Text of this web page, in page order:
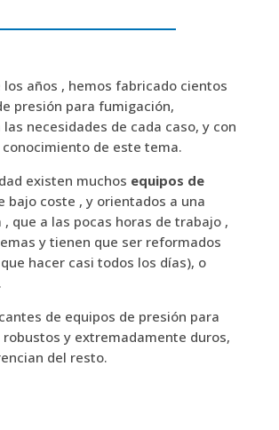
los años , hemos fabricado cientos
presión para fumigación,
necesidades de cada caso, y con
de este tema.
existen muchos equipos de
bajo coste , y orientados a una
que a las pocas horas de trabajo ,
y tienen que ser reformados
hacer casi todos los días), o
de equipos de presión para
y extremadamente duros,
del resto.